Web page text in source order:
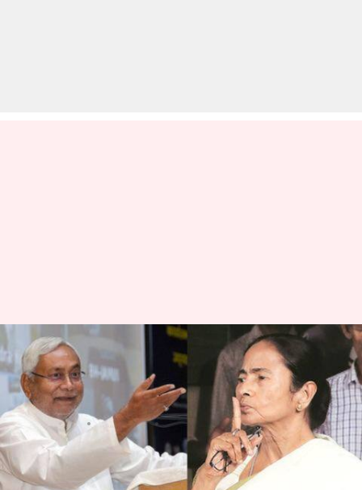
नीतीश कुमार की पार्टी का ममता पर
हमला, कहा- बंगाल को छोटा
पाकिस्तान बनने से रोकें
लेखन मुकुल तोमर Jun 12, 2019 02:36 pm
क्या है खबर?